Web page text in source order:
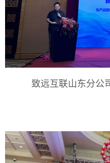
致远互联山东分公